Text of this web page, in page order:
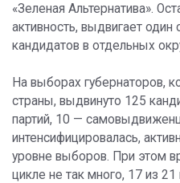
«Зеленая Альтернатива».
активность, выдвигает
кандидатов в отдельных
На выборах губернаторов,
страны, выдвинуто 125
партий, 10 —
интенсифицировалась,
уровне выборов. При этом
цикле не так много, 17 из